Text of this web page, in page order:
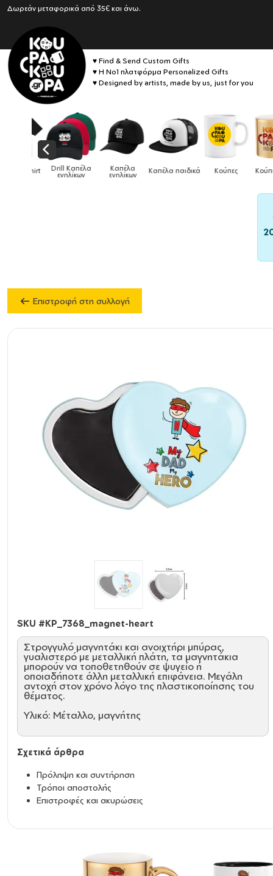
Δωρεάν μεταφορικά από 35€ και άνω.
♥ Find & Send Custom Gifts
♥ Η No1 πλατφόρμα Personalized Gifts
♥ Designed by artists, made by us, just for you
Drill Καπέλα
ενηλίκων
Καπέλα
ενηλίκων Καπέλα παιδικά Κούπες Κούπες
Επιστροφή στη συλλογή
SKU #KP_7368_magnet-heart
Στρογγυλό μαγνητάκι και ανοιχτήρι μπύρας,
γυαλιστερό με μεταλλική πλάτη, τα μαγνητάκια
μπορούν να τοποθετηθούν σε ψυγείο ή
οποιαδήποτε άλλη μεταλλική επιφάνεια. Μεγάλη
αντοχή στον χρόνο λόγο της πλαστικοποίησης του
θέματος.
Υλικό: Μέταλλο, μαγνήτης
Σχετικά άρθρα
Πρόληψη και συντήρηση
Τρόποι αποστολής
Επιστροφές και ακυρώσεις